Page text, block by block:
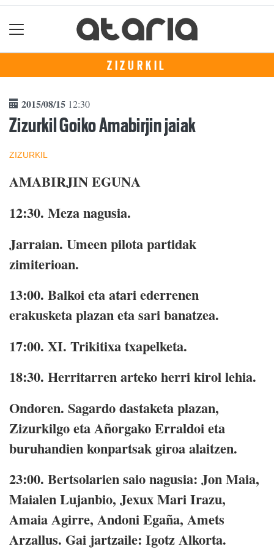
ZIZURKIL
2015/08/15 12:30
Zizurkil Goiko Amabirjin jaiak
ZIZURKIL
AMABIRJIN EGUNA
12:30. Meza nagusia.
Jarraian. Umeen pilota partidak
zimiterioan.
13:00. Balkoi eta atari ederrenen
erakusketa plazan eta sari banatzea.
17:00. XI. Trikitixa txapelketa.
18:30. Herritarren arteko herri kirol lehia.
Ondoren. Sagardo dastaketa plazan,
Zizurkilgo eta Añorgako Erraldoi eta
buruhandien konpartsak giroa alaitzen.
23:00. Bertsolarien saio nagusia: Jon Maia,
Maialen Lujanbio, Jexux Mari Irazu,
Amaia Agirre, Andoni Egaña, Amets
Arzallus. Gai jartzaile: Igotz Alkorta.